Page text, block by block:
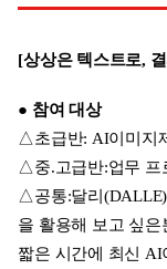
[상상은 텍스트로,
● 참여 대상
△초급반: AI이미지
△중.고급반:업무 프
△공통:달리
을 활용해 보고 싶은
짧은 시간에 최신